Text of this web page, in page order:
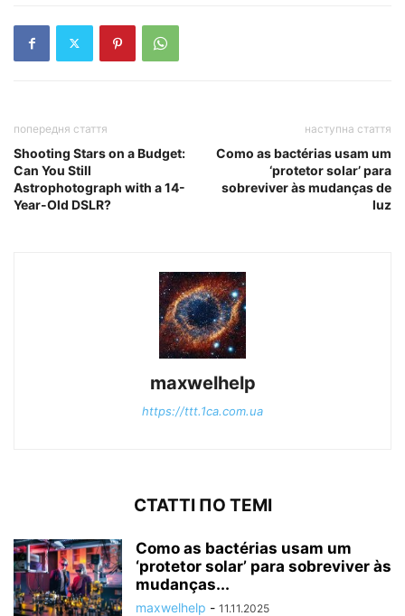
попередня стаття
Shooting Stars on a Budget:
Can You Still
Astrophotograph with a 14-
Year-Old DSLR?
наступна стаття
Como as bactérias usam um
‘protetor solar’ para
sobreviver às mudanças de
luz
maxwelhelp
https://ttt.1ca.com.ua
СТАТТІ ПО ТЕМІ
Como as bactérias usam um
‘protetor solar’ para sobreviver às
mudanças...
maxwelhelp - 11.11.2025